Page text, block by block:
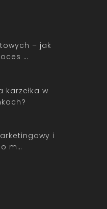
– jak
…
karzełka w
i
m…